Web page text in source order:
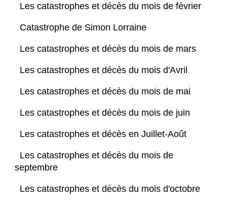
Les catastrophes et décès du mois de février
Catastrophe de Simon Lorraine
Les catastrophes et décès du mois de mars
Les catastrophes et décès du mois d'Avril
Les catastrophes et décès du mois de mai
Les catastrophes et décès du mois de juin
Les catastrophes et décès en Juillet-Août
Les catastrophes et décès du mois de
septembre
Les catastrophes et décès du mois d'octobre